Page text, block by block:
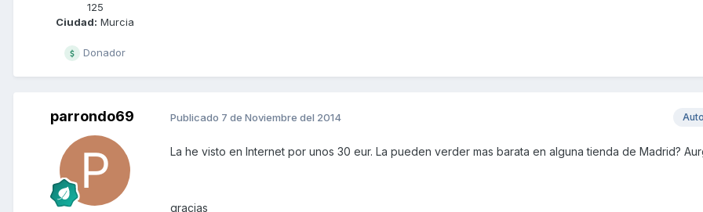
125
Ciudad: Murcia
Donador
parrondo69 Publicado 7 de Noviembre del 2014
La he visto en Internet por unos 30 eur. La pueden verder mas barata en alguna tienda de Madrid?
gracias